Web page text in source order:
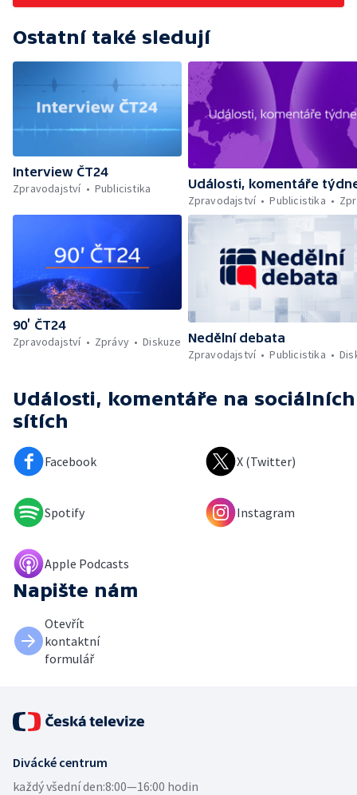
Ostatní také sledují
Interview ČT24
Zpravodajství
Publicistika
Události, komentáře
Zpravodajství
Publicistika
90’ ČT24
Zpravodajství
Zprávy Diskuze
Nedělní debata
Zpravodajství
Publicistika
Události, komentáře na sociálních
sítích
Facebook X (Twitter)
Spotify Instagram
Apple Podcasts
Napište nám
Otevřít
kontaktní
formulář
Divácké centrum
každý všední den:8:00—16:00 hodin